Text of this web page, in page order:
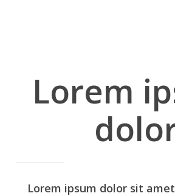
Lorem
Lorem ipsum dolor sit